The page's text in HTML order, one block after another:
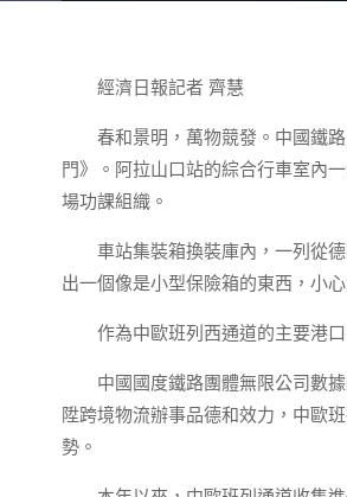
經濟日報記者 齊慧
春和景明，萬物競發。中國鐵
門》。阿拉山口站的綜合行車室內
場功課組織。
車站集裝箱換裝庫內，一列從
出一個像是小型保險箱的東西，小
作為中歐班列西通道的主要港
中國國度鐵路團體無限公司數
陞跨境物流辦事品德和效力，中歐
勢。